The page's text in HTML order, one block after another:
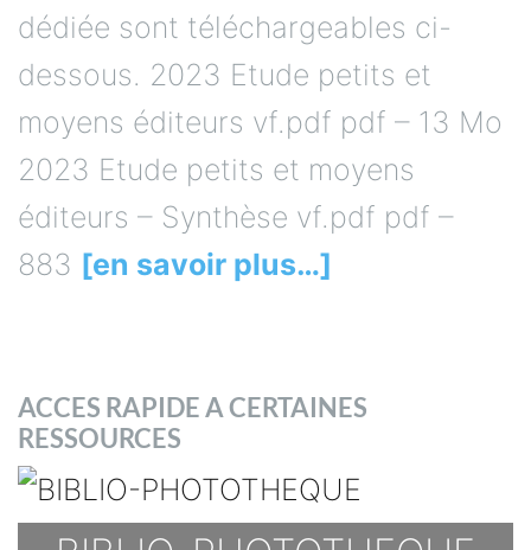
dédiée sont téléchargeables ci-
dessous. 2023 Etude petits et
moyens éditeurs vf.pdf pdf – 13 Mo
2023 Etude petits et moyens
éditeurs – Synthèse vf.pdf pdf –
883 [en savoir plus…]
ACCES RAPIDE A CERTAINES
RESSOURCES